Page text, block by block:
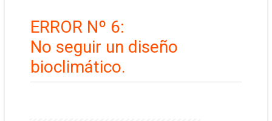
ERROR Nº 6:
No ​seguir un diseño
bioclimático.